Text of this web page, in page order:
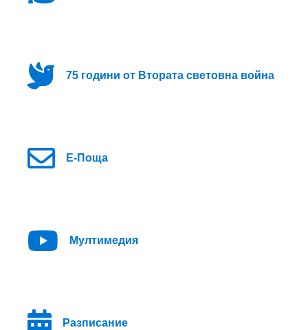
75 години от Втората световна война
Е-Поща
Мултимедия
Разписание